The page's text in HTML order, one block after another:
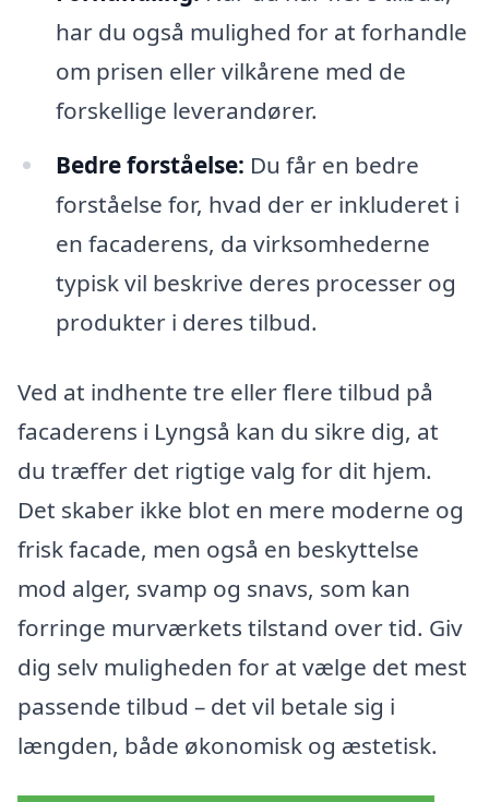
har du også mulighed for at forhandle
om prisen eller vilkårene med de
forskellige leverandører.
Bedre forståelse: Du får en bedre
forståelse for, hvad der er inkluderet i
en facaderens, da virksomhederne
typisk vil beskrive deres processer og
produkter i deres tilbud.
Ved at indhente tre eller flere tilbud på
facaderens i Lyngså kan du sikre dig, at
du træffer det rigtige valg for dit hjem.
Det skaber ikke blot en mere moderne og
frisk facade, men også en beskyttelse
mod alger, svamp og snavs, som kan
forringe murværkets tilstand over tid. Giv
dig selv muligheden for at vælge det mest
passende tilbud – det vil betale sig i
længden, både økonomisk og æstetisk.